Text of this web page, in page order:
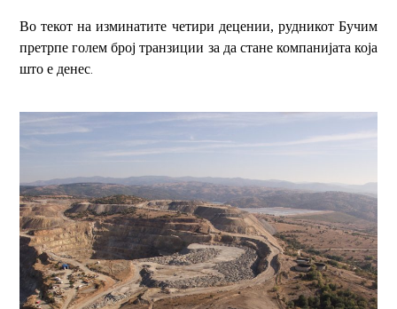
Во текот на изминатите четири децении, рудникот Бучим
претрпе голем број транзиции за да стане компанијата која
што е денес.